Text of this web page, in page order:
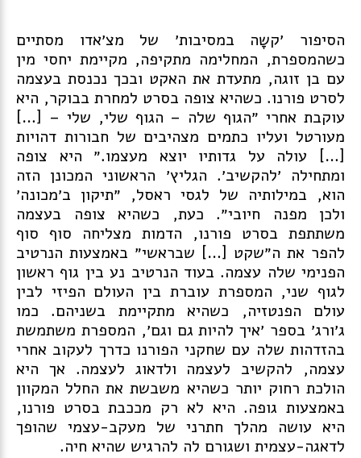
הסיפור ׳קשָה במסיבות׳
של מצ׳אדו מסתיים
כשהמספרת, המחלימה מתקיפה, מקיימת יחסי מין
עם בן זוגה, מתעדת את האקט ובכך נכנסת בעצמה
לסרט פורנו. כשהיא צופה בסרט למחרת בבוקר, היא
עוקבת אחרי ״הגוף שלה – הגוף שלי, שלי – […]
מעורטל ועליו כתמים מצהיבים של חבורות דהויות
[…] עולה על גדותיו יוצא מעצמו.״ היא צופה
ומתחילה ׳להקשיב׳. הגליץ׳ הראשוני המכונן הזה
הוא, במילותיה של לגסי ראסל, ״תיקון ב׳מכונה׳
ולכן מפנה חיובי״. כעת, כשהיא צופה בעצמה
משתתפת בסרט פורנו, הדמות מצליחה סוף סוף
להפר את ה״שקט […] שבראשי״ באמצעות הנרטיב
הפנימי שלה עצמה. בעוד הנרטיב נע בין גוף ראשון
לגוף שני, המספרת עוברת בין העולם הפיזי לבין
עולם הפנטזיה, כשהיא מתקיימת בשניהם. כמו
ג׳ורג׳ בספר ׳איך להיות גם וגם׳, המספרת משתמשת
בהזדהות שלה עם שחקני הפורנו כדרך לעקוב אחרי
עצמה, להקשיב לעצמה ולדאוג לעצמה. אך היא
הולכת רחוק יותר כשהיא משבשת את החלל המקוון
באמצעות גופה. היא לא רק מככבת בסרט פורנו,
היא עושה מהלך חתרני של מעקב-עצמי שהופך
לדאגה-עצמית ושגורם לה להרגיש שהיא חיה.